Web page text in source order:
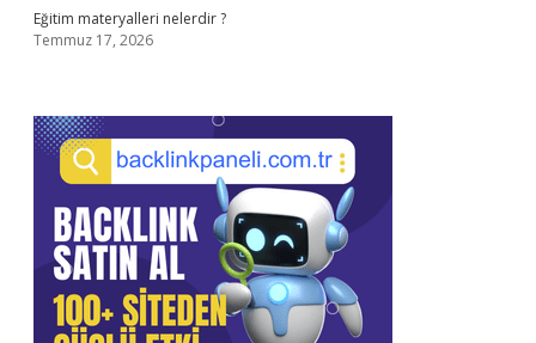
Eğitim materyalleri nelerdir ?
Temmuz 17, 2026